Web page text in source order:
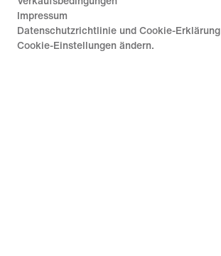
Impressum
Datenschutzrichtlinie und Cookie-Erklärung
Cookie-Einstellungen ändern.